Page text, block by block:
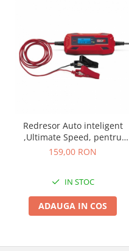
Redresor Auto inteligent
,Ultimate Speed, pentru
incarcare baterie auto 6V -
LCD
159,00 RON
IN STOC
ADAUGA IN COS